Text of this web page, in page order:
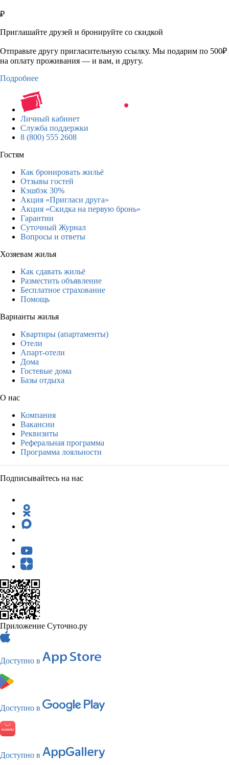
₽
Приглашайте друзей и бронируйте со скидкой
Отправьте другу пригласительную ссылку. Мы подарим по 500₽
на оплату проживания — и вам, и другу.
Подробнее
Личный кабинет
Служба поддержки
8 (800) 555 2608
Гостям
Как бронировать жильё
Отзывы гостей
Кэшбэк 30%
Акция «Пригласи друга»
Акция «Скидка на первую бронь»
Гарантии
Суточный Журнал
Вопросы и ответы
Хозяевам жилья
Как сдавать жильё
Разместить объявление
Бесплатное страхование
Помощь
Варианты жилья
Квартиры (апартаменты)
Отели
Апарт-отели
Дома
Гостевые дома
Базы отдыха
О нас
Компания
Вакансии
Реквизиты
Реферальная программа
Программа лояльности
Подписывайтесь на нас
Приложение Суточно.ру
Доступно в
Доступно в
Доступно в